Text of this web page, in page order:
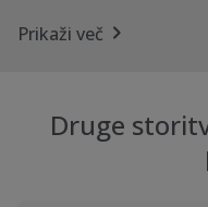
Prikaži več
Druge